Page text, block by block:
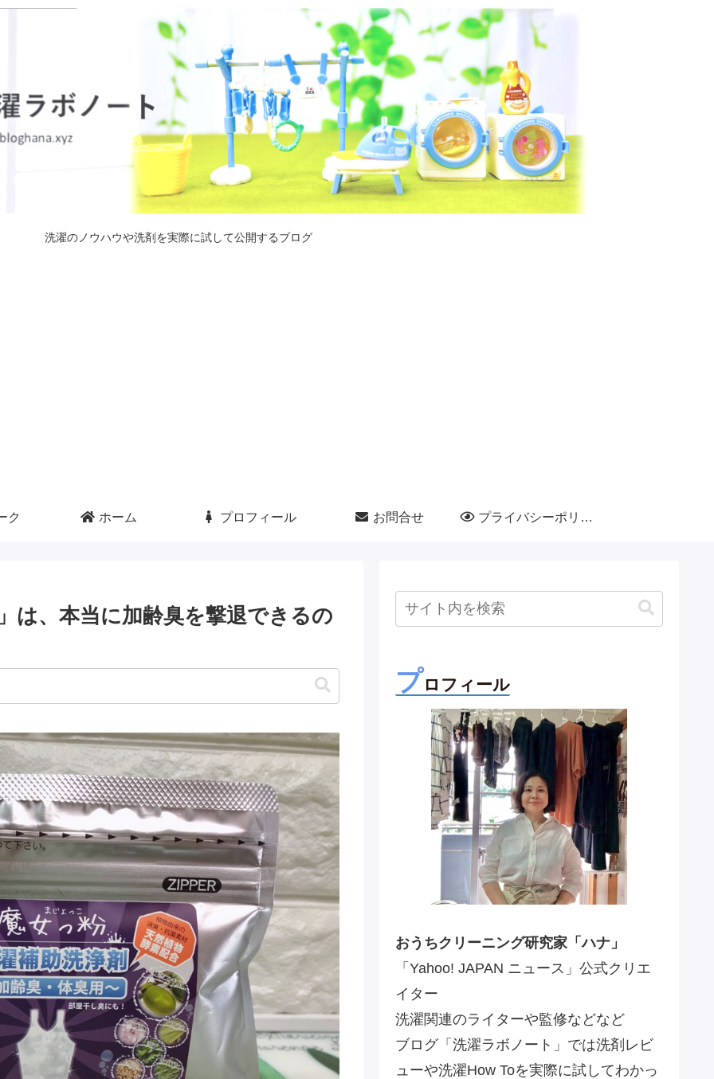
洗濯のノウハウや洗剤を実際に試して公開するブログ
ク ホーム プロフィール お問合せ プライバシーポリシー
は、本当に加齢臭を撃退できるの
プロフィール
おうちクリーニング研究家「ハナ」
「Yahoo! JAPAN ニュース」公式クリエ
イター
洗濯関連のライターや監修などなど
ブログ「洗濯ラボノート」では洗剤レビ
ューや洗濯How Toを実際に試してわかっ